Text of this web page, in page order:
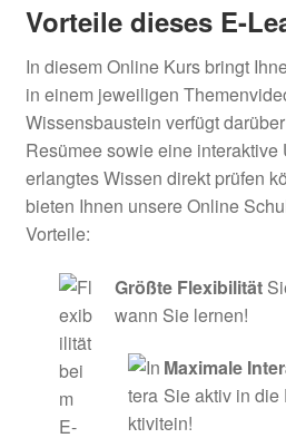
Vorteile dieses E-
In diesem Online Kurs bringt
in einem jeweiligen
Wissensbaustein verfügt
Resümee sowie eine interaktive
erlangtes Wissen direkt prüfen
bieten Ihnen unsere Online
Vorteile:
Größte Flexibilität
wann Sie lernen!
Maximale
Sie aktiv in die
ein!